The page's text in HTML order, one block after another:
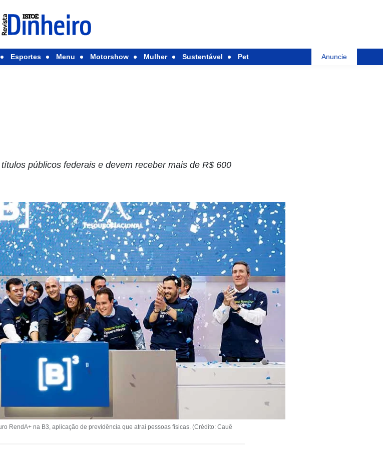
Esportes Menu Motorshow Mulher Sustentável Pet Anuncie
públicos federais e devem receber mais de R$ 600
RendA+ na B3, aplicação de previdência que atrai pessoas físicas. (Crédito: Cauê